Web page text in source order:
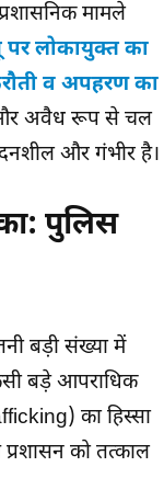
मामले
लोकायुक्त का
व अपहरण का
और अवैध रूप से चल
और गंभीर है।
पुलिस
बड़ी संख्या में
बड़े आपराधिक
का हिस्सा
को तत्काल